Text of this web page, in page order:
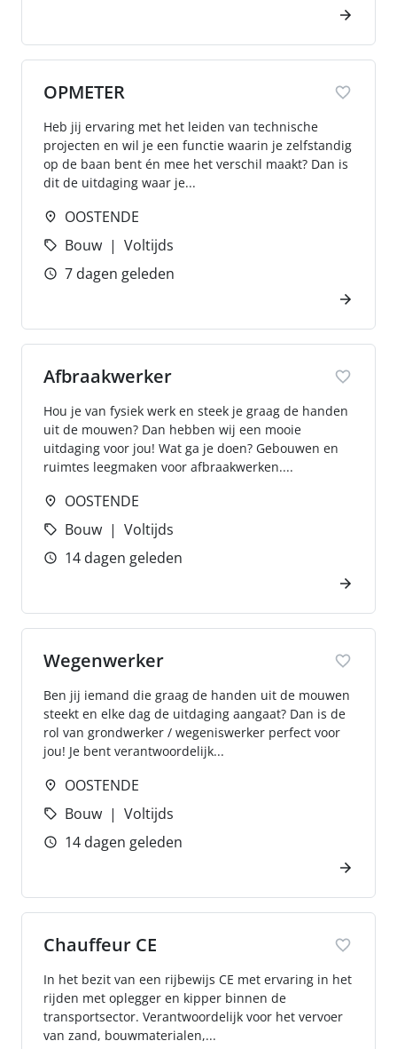
OPMETER
Heb jij ervaring met het leiden van technische
projecten en wil je een functie waarin je zelfstandig
op de baan bent én mee het verschil maakt? Dan is
dit de uitdaging waar je...
OOSTENDE
Bouw
Voltijds
7 dagen geleden
Afbraakwerker
Hou je van fysiek werk en steek je graag de handen
uit de mouwen? Dan hebben wij een mooie
uitdaging voor jou! Wat ga je doen? Gebouwen en
ruimtes leegmaken voor afbraakwerken....
OOSTENDE
Bouw
Voltijds
14 dagen geleden
Wegenwerker
Ben jij iemand die graag de handen uit de mouwen
steekt en elke dag de uitdaging aangaat? Dan is de
rol van grondwerker / wegeniswerker perfect voor
jou! Je bent verantwoordelijk...
OOSTENDE
Bouw
Voltijds
14 dagen geleden
Chauffeur CE
In het bezit van een rijbewijs CE met ervaring in het
rijden met oplegger en kipper binnen de
transportsector. Verantwoordelijk voor het vervoer
van zand, bouwmaterialen,...